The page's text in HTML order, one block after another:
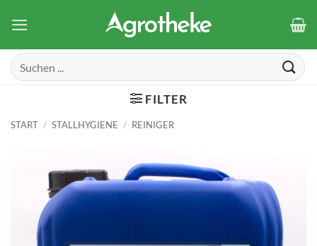
Inhalt
Suchen
nach:
FILTER
START / STALLHYGIENE / REINIGER